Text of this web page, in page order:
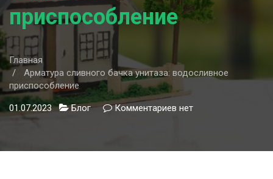
приспособление
Главная
Арматура сливного бачка унитаза: водосливное
приспособление
01.07.2023 Блог Комментариев кнет